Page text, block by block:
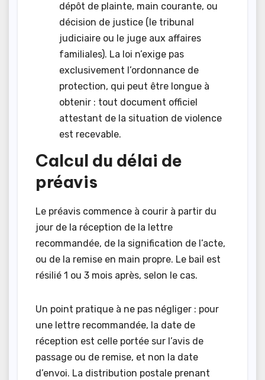
dépôt de plainte, main courante, ou
décision de justice (le tribunal
judiciaire ou le juge aux affaires
familiales). La loi n’exige pas
exclusivement l’ordonnance de
protection, qui peut être longue à
obtenir : tout document officiel
attestant de la situation de violence
est recevable.
Calcul du délai de
préavis
Le préavis commence à courir à partir du
jour de la réception de la lettre
recommandée, de la signification de l’acte,
ou de la remise en main propre. Le bail est
résilié 1 ou 3 mois après, selon le cas.
Un point pratique à ne pas négliger : pour
une lettre recommandée, la date de
réception est celle portée sur l’avis de
passage ou de remise, et non la date
d’envoi. La distribution postale prenant